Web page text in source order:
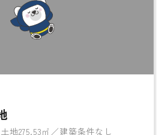
地275.53㎡／建築条件なし